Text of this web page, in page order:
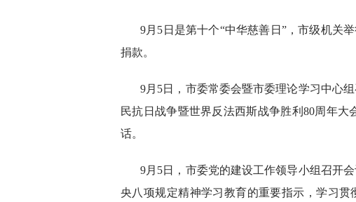
9月5日是第十个“中华慈善日”，市级机关
捐款。
9月5日，市委常委会暨市委理论学习中心
民抗日战争暨世界反法西斯战争胜利80周年
话。
9月5日，市委党的建设工作领导小组召开
央八项规定精神学习教育的重要指示，学习